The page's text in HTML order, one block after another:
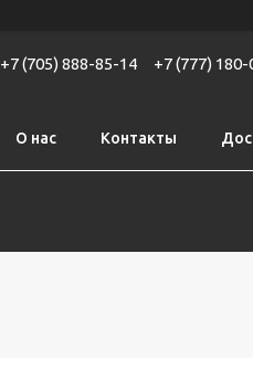
+7 (705) 888-85-14 +7 (777) 180-
О нас Контакты